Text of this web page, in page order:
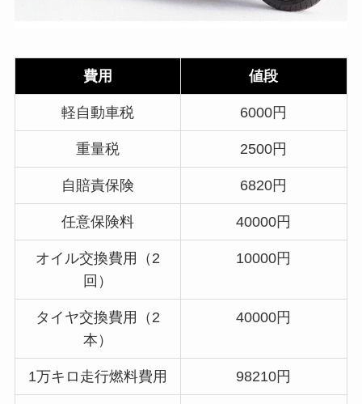
費用 値段
軽自動車税 6000円
重量税 2500円
自賠責保険 6820円
任意保険料 40000円
オイル交換費用（2
回）
10000円
タイヤ交換費用（2
本）
40000円
1万キロ走行燃料費用 98210円